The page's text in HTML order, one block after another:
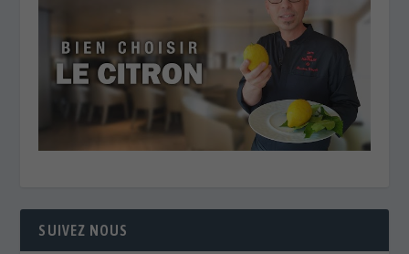
SUIVEZ NOUS